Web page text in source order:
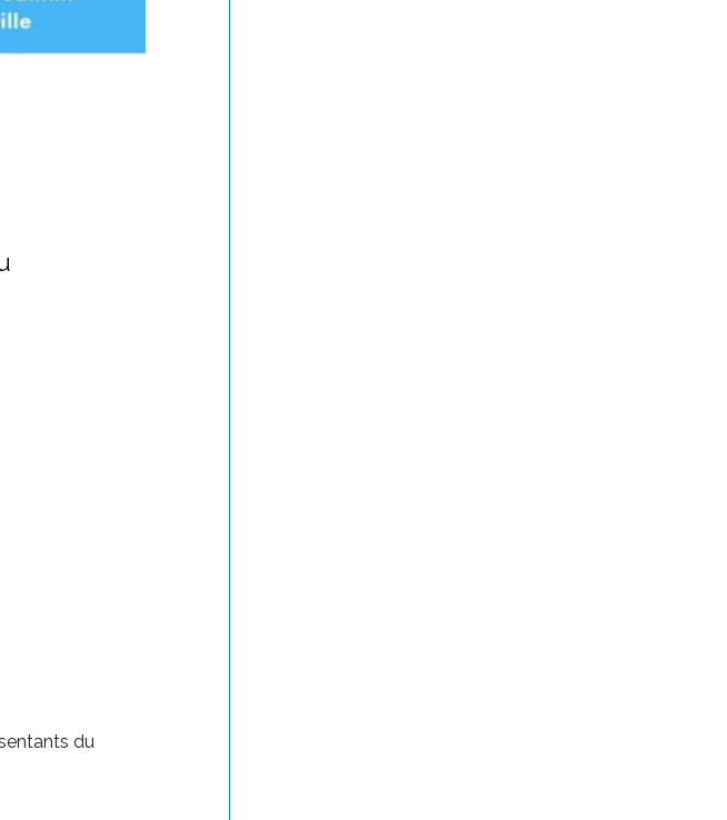
du